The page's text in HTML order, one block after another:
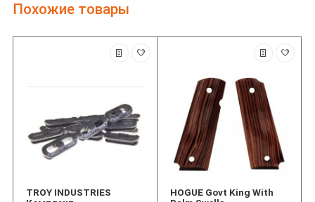
Похожие товары
TROY INDUSTRIES
HOGUE Govt King With